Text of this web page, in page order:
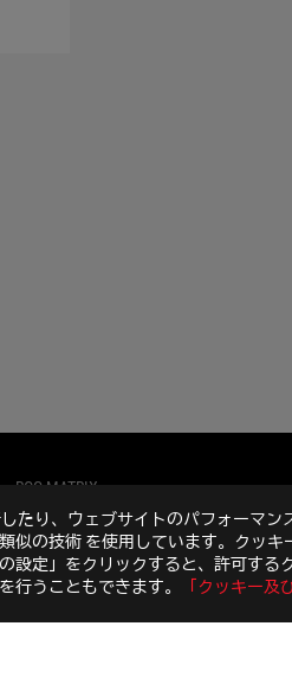
たり、ウェブサイトのパフォーマ
似の技術 を使用しています。クッ
設定」をクリックすると、許可する
行うこともできます。
「クッキー及
ROG MATRIX